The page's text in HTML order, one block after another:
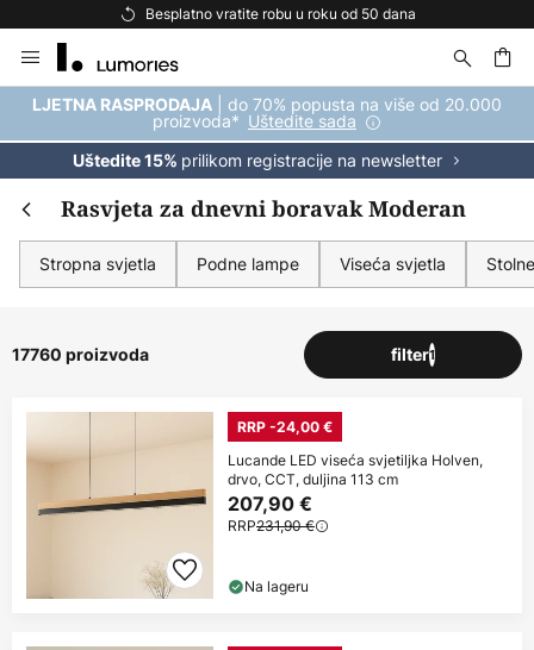
Besplatna dostava za kupnju iznad 69 €
to
Content
LJETNA RASPRODAJA | do 70% popusta na više od 20.000
proizvoda* Uštedite sada
Uštedite 15% prilikom registracije na newsletter
Rasvjeta za dnevni boravak Moderan
Stropna svjetla Podne lampe Viseća svjetla
17760 proizvoda filter1
RRP -24,00 €
Lucande LED viseća svjetiljka Holven,
drvo, CCT, duljina 113 cm
207,90 €
RRP231,90 €
Na lageru